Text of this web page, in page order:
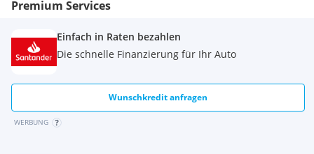
Premium Services
Einfach in Raten bezahlen
Die schnelle Finanzierung für Ihr Auto
Wunschkredit anfragen
WERBUNG